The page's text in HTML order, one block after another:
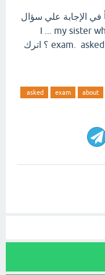
في الإجابة علي سؤال
I ... my sister
exam. asked wanted to know wondered told ؟ اترك
about
exam
asked